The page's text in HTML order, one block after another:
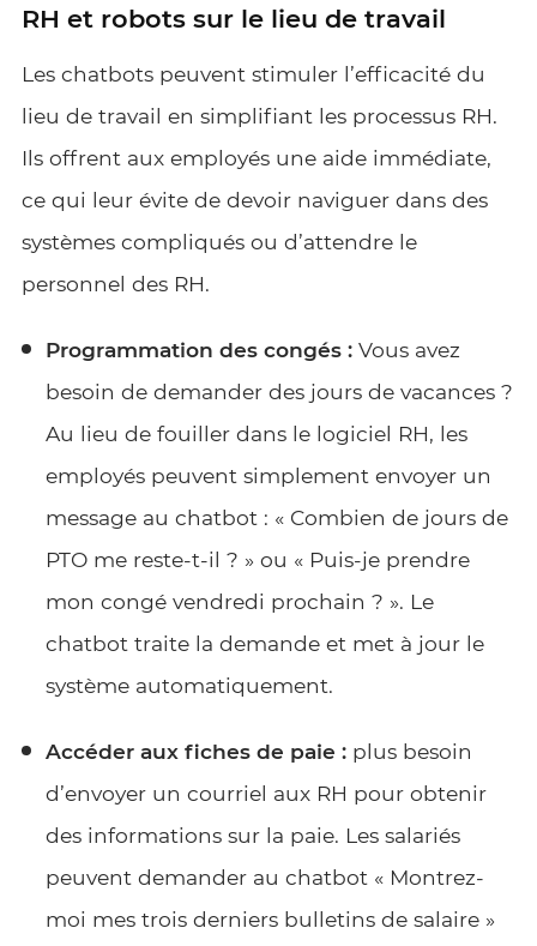
RH et robots sur le lieu de travail
Les chatbots peuvent stimuler l’efficacité du
lieu de travail en simplifiant les processus RH.
Ils offrent aux employés une aide immédiate,
ce qui leur évite de devoir naviguer dans des
systèmes compliqués ou d’attendre le
personnel des RH.
Programmation des congés : Vous avez
besoin de demander des jours de vacances ?
Au lieu de fouiller dans le logiciel RH, les
employés peuvent simplement envoyer un
message au chatbot : « Combien de jours de
PTO me reste-t-il ? » ou « Puis-je prendre
mon congé vendredi prochain ? ». Le
chatbot traite la demande et met à jour le
système automatiquement.
Accéder aux fiches de paie :plus besoin
d’envoyer un courriel aux RH pour obtenir
des informations sur la paie. Les salariés
peuvent demander au chatbot « Montrez-
moi mes trois derniers bulletins de salaire »